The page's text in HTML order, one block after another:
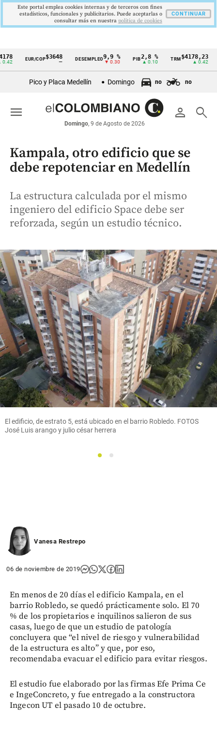
Cintillo
económicos
Colombia
EUR/COP$3648
—
DESEMPLEO9,9 %
▼ 0.30
PIB 2,8 %
▲ 0.10
TRM $4178,23
▲ 0.42
IPC
Pico y Placa Medellín Domingo no no
person search
Domingo, 9 de Agosto de 2026
menu
Kampala, otro edificio que se
debe repotenciar en Medellín
La estructura calculada por el mismo
ingeniero del edificio Space debe ser
reforzada, según un estudio técnico.
El edificio, de estrato 5, está ubicado en el barrio Robledo. FOTOS
José Luis arango y julio césar herrera
1 2
Vanesa Restrepo
06 de noviembre de 2019
En menos de 20 días el edificio Kampala, en el
barrio Robledo, se quedó prácticamente solo. El 70
% de los propietarios e inquilinos salieron de sus
casas, luego de que un estudio de patología
concluyera que “el nivel de riesgo y vulnerabilidad
de la estructura es alto” y que, por eso,
recomendaba evacuar el edificio para evitar riesgos.
El estudio fue elaborado por las firmas Efe Prima Ce
e IngeConcreto, y fue entregado a la constructora
Ingecon UT el pasado 10 de octubre.
Este portal emplea cookies internas y de terceros con fines
estadísticos, funcionales y publicitarios. Puede aceptarlas o
consultar más en nuestra politica de cookies
CONTINUAR